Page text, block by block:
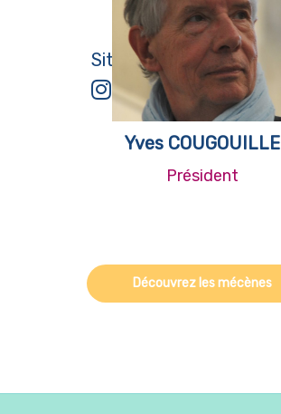
Site Web
Yves COUGOUILLE
Président
Découvrez les mécènes